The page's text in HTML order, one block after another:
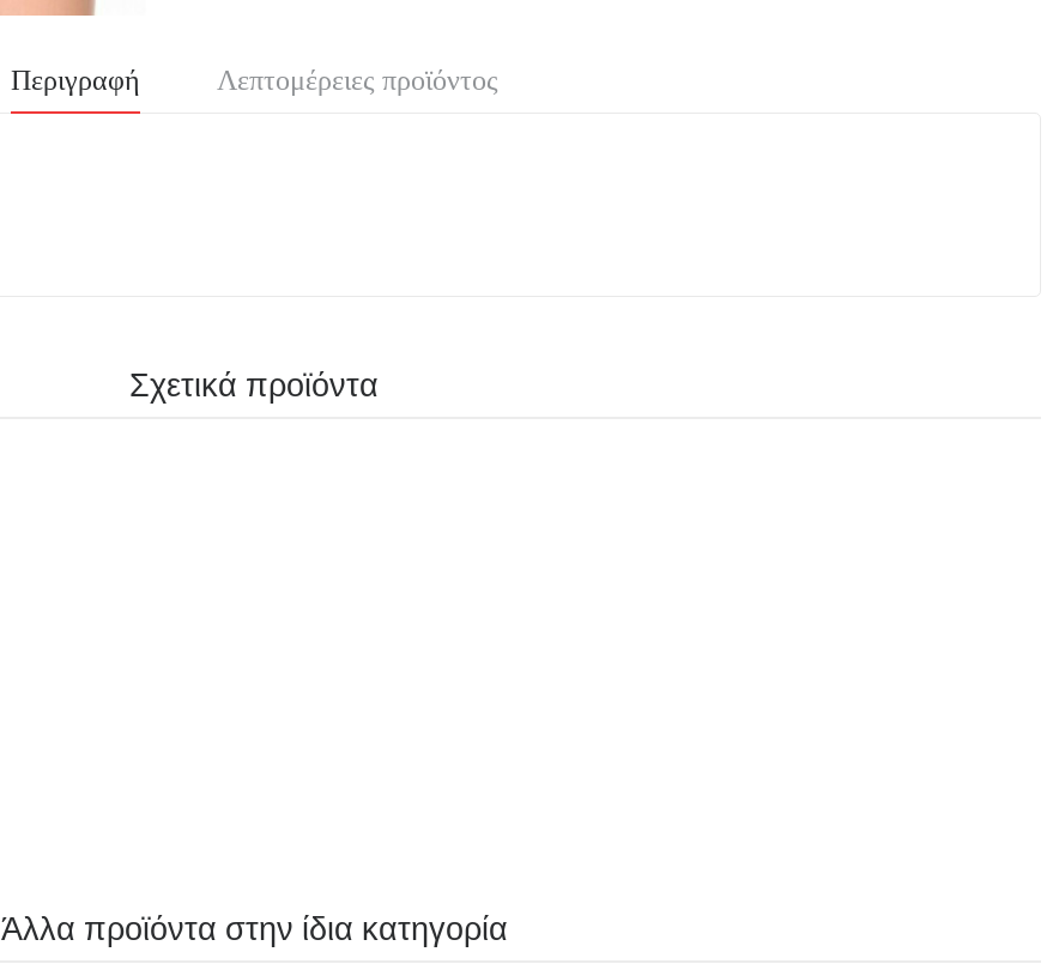
Περιγραφή Λεπτομέρειες προϊόντος
Σχετικά προϊόντα
Άλλα προϊόντα στην ίδια κατηγορία